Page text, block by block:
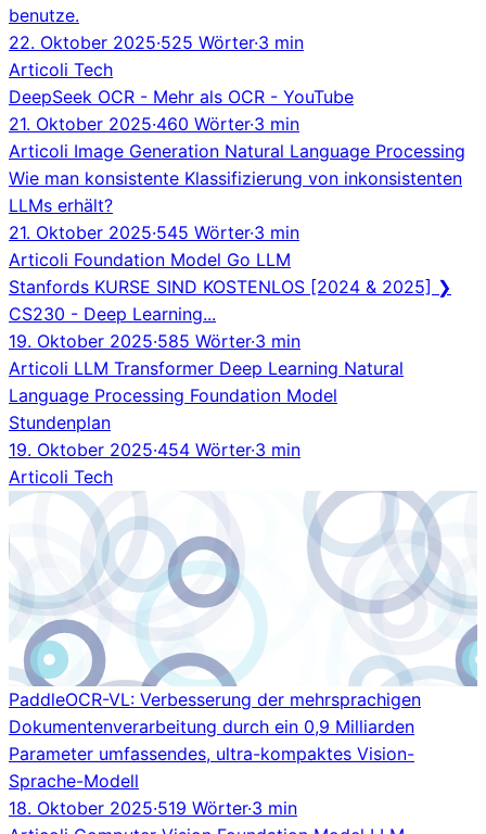
benutze.
22. Oktober 2025·525 Wörter·3 min
Articoli Tech
DeepSeek OCR - Mehr als OCR - YouTube
21. Oktober 2025·460 Wörter·3 min
Articoli Image Generation Natural Language Processing
Wie man konsistente Klassifizierung von inkonsistenten
LLMs erhält?
21. Oktober 2025·545 Wörter·3 min
Articoli Foundation Model Go LLM
Stanfords KURSE SIND KOSTENLOS [2024 & 2025] ❯
CS230 - Deep Learning...
19. Oktober 2025·585 Wörter·3 min
Articoli LLM Transformer Deep Learning Natural
Language Processing Foundation Model
Stundenplan
19. Oktober 2025·454 Wörter·3 min
Articoli Tech
PaddleOCR-VL: Verbesserung der mehrsprachigen
Dokumentenverarbeitung durch ein 0,9 Milliarden
Parameter umfassendes, ultra-kompaktes Vision-
Sprache-Modell
18. Oktober 2025·519 Wörter·3 min